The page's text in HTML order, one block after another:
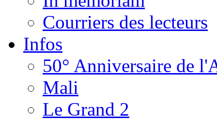
Courriers des lecteurs
Infos
50° Anniversaire de
Mali
Le Grand 2